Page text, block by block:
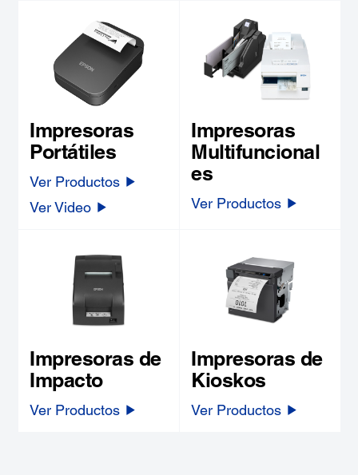
Impresoras
Portátiles
Ver Productos
Ver Video
Impresoras
Multifuncional
es
Ver Productos
Impresoras de
Impacto
Ver Productos
Impresoras de
Kioskos
Ver Productos